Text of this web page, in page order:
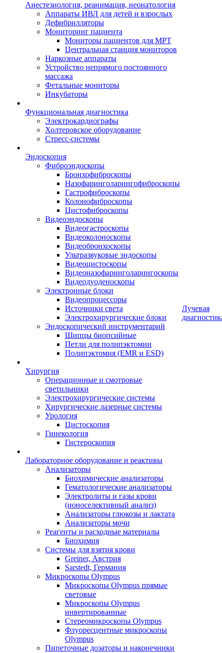
Анестезиология, реанимация, неонатология
Аппараты ИВЛ для детей и взрослых
Дефибрилляторы
Мониторинг пациента
Мониторы пациентов для МРТ
Центральная станция мониторов
Наркозные аппараты
Устройство непрямого постоянного
массажа
Фетальные мониторы
Инкубаторы
Функциональная диагностика
Электрокардиографы
Холтеровское оборудование
Стресс-системы
Эндоскопия
Фиброэндоскопы
Бронхофиброскопы
Назофаринголарингофиброскопы
Гастрофиброскопы
Колонофиброскопы
Цистофиброскопы
Видеоэндоскопы
Видеогастроскопы
Видеоколоноскопы
Видеобронхоскопы
Ультразвуковые эндоскопы
Видеоцистоскопы
Видеоназофаринголарингоскопы
Видеодуоденоскопы
Электронные блоки
Видеопроцессоры
Источники света
Электрохирургические блоки
Эндоскопический инструментарий
Щипцы биопсийные
Петли для полипэктомии
Полипэктомия (EMR и ESD)
Хирургия
Операционные и смотровые
светильники
Электрохирургические системы
Хирургические лазерные системы
Урология
Цистоскопия
Гинекология
Гистероскопия
Лабораторное оборудование и реактивы
Анализаторы
Биохимические анализаторы
Гематологические анализаторы
Электролиты и газы крови
(ионоселективный анализ)
Анализаторы глюкозы и лактата
Анализаторы мочи
Реагенты и расходные материалы
Биохимия
Системы для взятия крови
Greiner, Австрия
Sarstedt, Германия
Микроскопы Olympus
Микроскопы Olympus прямые
световые
Микроскопы Olympus
инвертированные
Стереомикроскопы Olympus
Флуоресцентные микроскопы
Olympus
Пипеточные дозаторы и наконечники
Лучевая